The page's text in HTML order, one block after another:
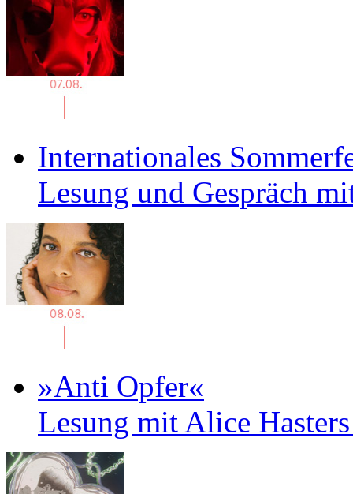
Internationales
Lesung und Gespräch
»Anti Opfer«
Lesung mit Alice